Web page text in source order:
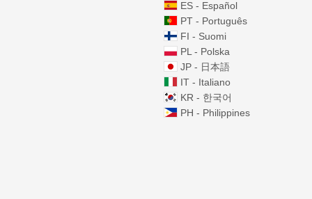
ES - Español
PT - Português
FI - Suomi
PL - Polska
JP - 日本語
IT - Italiano
KR - 한국어
PH - Philippines